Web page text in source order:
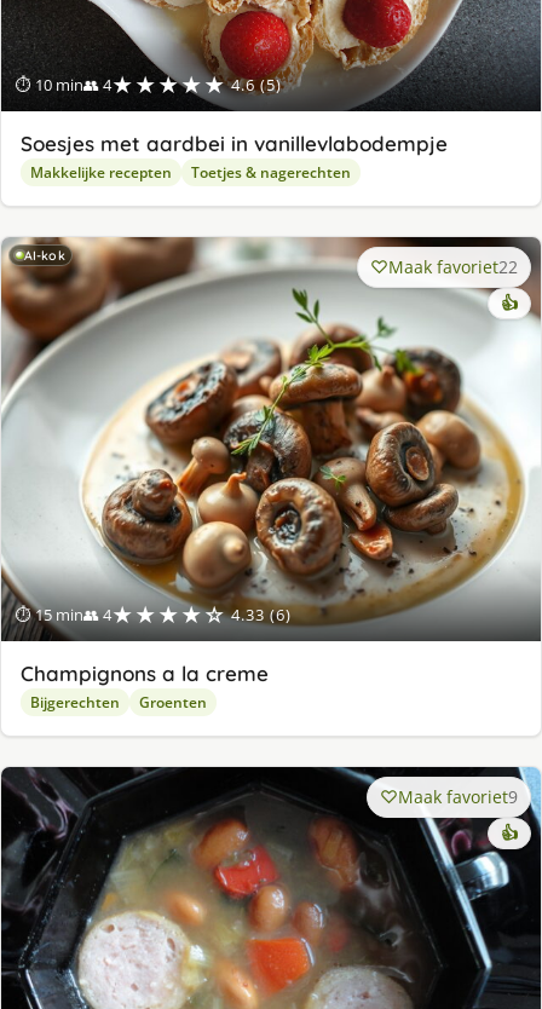
⏱ 10 min👥 4★★★★★ 4.6 (5)
Soesjes met aardbei in vanillevlabodempje
Makkelijke recepten Toetjes & nagerechten
AI-kok
⏱ 15 min👥 4★★★★☆ 4.33 (6)
Maak favoriet22
👍
Champignons a la creme
Bijgerechten Groenten
Maak favoriet9
👍